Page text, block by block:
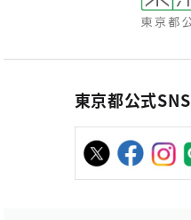
東京都公式SNS